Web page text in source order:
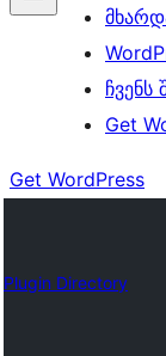
ჩვენს
Get
Get WordPress
Plugin Directory